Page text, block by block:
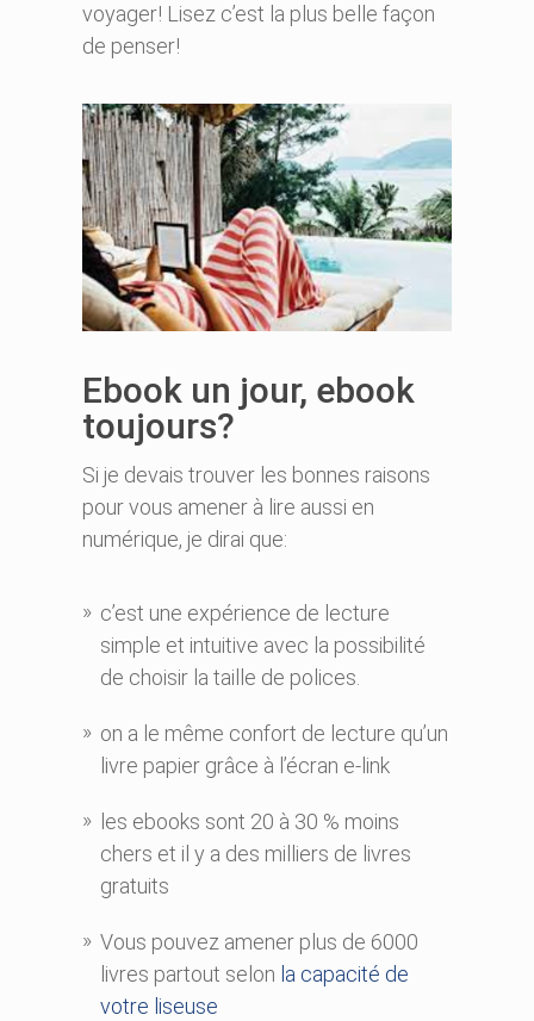
voyager! Lisez c’est la plus belle façon
de penser!
Ebook un jour, ebook
toujours?
Si je devais trouver les bonnes raisons
pour vous amener à lire aussi en
numérique, je dirai que:
c’est une expérience de lecture
simple et intuitive avec la possibilité
de choisir la taille de polices.
on a le même confort de lecture qu’un
livre papier grâce à l’écran e-link
les ebooks sont 20 à 30 % moins
chers et il y a des milliers de livres
gratuits
Vous pouvez amener plus de 6000
livres partout selon la capacité de
votre liseuse